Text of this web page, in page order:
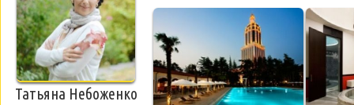
Татьяна Небоженко